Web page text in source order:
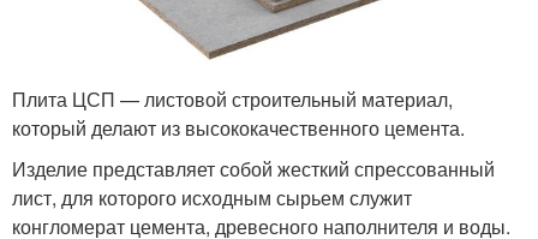
Плита ЦСП — листовой строительный материал,
который делают из высококачественного цемента.
Изделие представляет собой жесткий спрессованный
лист, для которого исходным сырьем служит
конгломерат цемента, древесного наполнителя и воды.